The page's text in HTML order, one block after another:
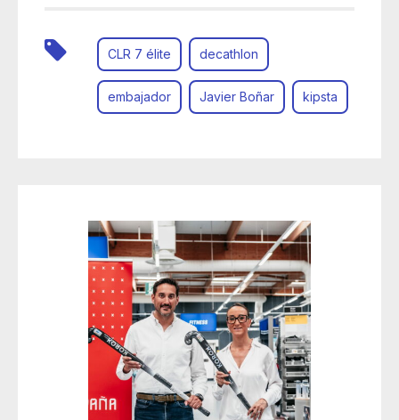
CLR 7 élite decathlon
embajador Javier Boñar kipsta